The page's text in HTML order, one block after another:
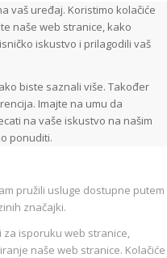
vaš uređaj. Koristimo kolačiće
naše web stranice, kako
iskustvo i prilagodili vaš
biste saznali više. Također
Imajte na umu da
na vaše iskustvo na našim
ponuditi.
pružili usluge dostupne putem
značajki.
isporuku web stranice,
naše web stranice. Kolačiće